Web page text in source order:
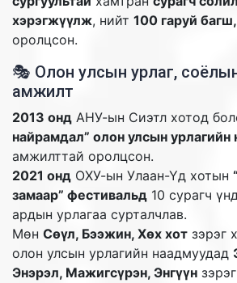
хэрэгжүүлж, нийт 100 гаруй
оролцсон.
🎭 Олон улсын урлаг,
амжилт
2013 онд АНУ-ын Сиэтл хотод
найрамдал” олон улсын урлагийн
амжилттай оролцсон.
2021 онд ОХУ-ын Улаан-Үд хотын
замаар” фестивальд 10 сурагч
ардын урлагаа сурталчлав.
Мөн Сөүл, Бээжин, Хөх хот зэрэг
олон улсын урлагийн наадмуудад
Энэрэл, Мажигсүрэн, Энгүүн